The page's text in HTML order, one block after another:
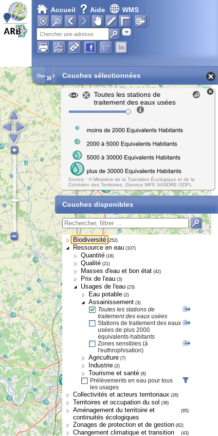
Accueil Aide WMS
Adresse
Open Street Map
» Couches sélectionnées
Toutes les stations de
traitement des eaux usées
Source : © Ministère de la Transition Écologique et de la
Cohésion des Territoires, (Service WFS SANDRE ODP).
Couches disponibles
Biodiversité (252)
Ressource en eau (107)
Quantité (18)
Qualité (21)
Masses d'eau et bon état (42)
Prix de l'eau (3)
Usages de l'eau (23)
Eau potable (2)
Assainissement (3)
Toutes les stations de
traitement des eaux usées
Stations de traitement des eaux
usées de plus 2000
équivalents-habitants
Zones sensibles (à
l'euthrophisation)
Agriculture (7)
Industrie (2)
Tourisme et santé (8)
Prélèvements en eau pour tous
les usages
Collectivités et acteurs territoriaux (26)
Territoires et occupation du sol (38)
Aménagement du territoire et
continuités écologiques
(95)
Zonages de protection et de gestion (82)
Changement climatique et transition (43)